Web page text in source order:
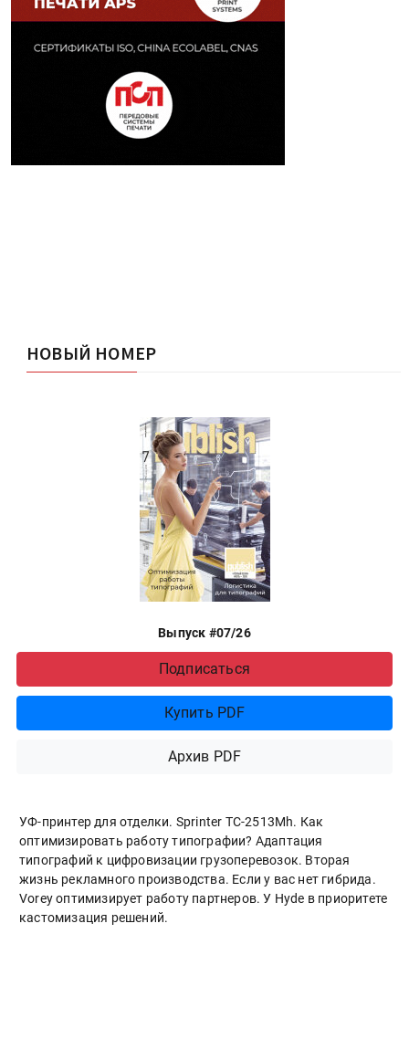
НОВЫЙ НОМЕР
Выпуск #07/26
Подписаться
Купить PDF
Архив PDF
УФ-принтер для отделки. Sprinter ТС-2513Mh. Как
оптимизировать работу типографии? Адаптация
типографий к цифровизации грузоперевозок. Вторая
жизнь рекламного производства. Если у вас нет гибрида.
Vorey оптимизирует работу партнеров. У Hyde в приоритете
кастомизация решений.